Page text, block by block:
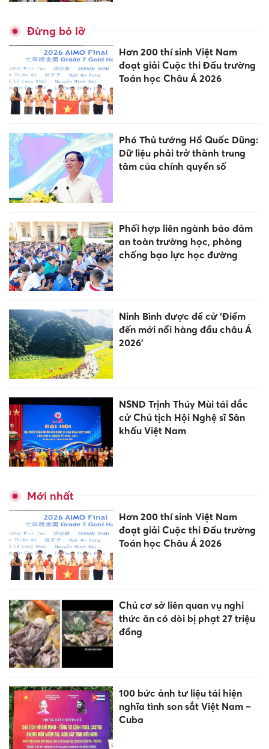
Đừng bỏ lỡ
Hơn 200 thí sinh Việt Nam
đoạt giải Cuộc thi Đấu trường
Toán học Châu Á 2026
Phó Thủ tướng Hồ Quốc Dũng:
Dữ liệu phải trở thành trung
tâm của chính quyền số
Phối hợp liên ngành bảo đảm
an toàn trường học, phòng
chống bạo lực học đường
Ninh Bình được đề cử ‘Điểm
đến mới nổi hàng đầu châu Á
2026’
NSND Trịnh Thúy Mùi tái đắc
cử Chủ tịch Hội Nghệ sĩ Sân
khấu Việt Nam
Mới nhất
Hơn 200 thí sinh Việt Nam
đoạt giải Cuộc thi Đấu trường
Toán học Châu Á 2026
Chủ cơ sở liên quan vụ nghi
thức ăn có dòi bị phạt 27 triệu
đồng
100 bức ảnh tư liệu tái hiện
nghĩa tình son sắt Việt Nam –
Cuba